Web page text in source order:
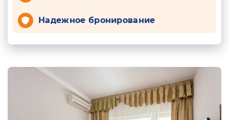
Надежное бронирование